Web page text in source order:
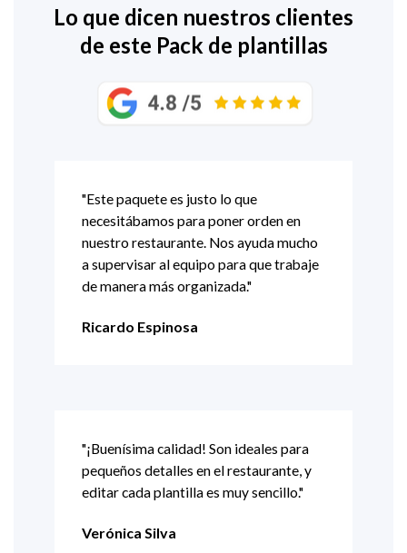
Lo que dicen nuestros clientes
de este Pack de plantillas
"Este paquete es justo lo que
necesitábamos para poner orden en
nuestro restaurante. Nos ayuda mucho
a supervisar al equipo para que trabaje
de manera más organizada."
Ricardo Espinosa
"¡Buenísima calidad! Son ideales para
pequeños detalles en el restaurante, y
editar cada plantilla es muy sencillo."
Verónica Silva